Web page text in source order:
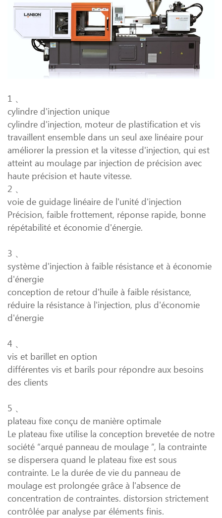
1 、
cylindre d'injection unique
cylindre d'injection, moteur de plastification et vis
travaillent ensemble dans un seul axe linéaire pour
améliorer la pression et la vitesse d'injection, qui est
atteint au moulage par injection de précision avec
haute précision et haute vitesse.
2 、
voie de guidage linéaire de l'unité d'injection
Précision, faible frottement, réponse rapide, bonne
répétabilité et économie d'énergie.
3 、
système d'injection à faible résistance et à économie
d'énergie
conception de retour d'huile à faible résistance,
réduire la résistance à l'injection, plus d'économie
d'énergie
4 、
vis et barillet en option
différentes vis et barils pour répondre aux besoins
des clients
5 、
plateau fixe conçu de manière optimale
Le plateau fixe utilise la conception brevetée de notre
société “arqué panneau de moulage ”, la contrainte
se dispersera quand le plateau fixe est sous
contrainte. Le la durée de vie du panneau de
moulage est prolongée grâce à l'absence de
concentration de contraintes. distorsion strictement
contrôlée par analyse par éléments finis.